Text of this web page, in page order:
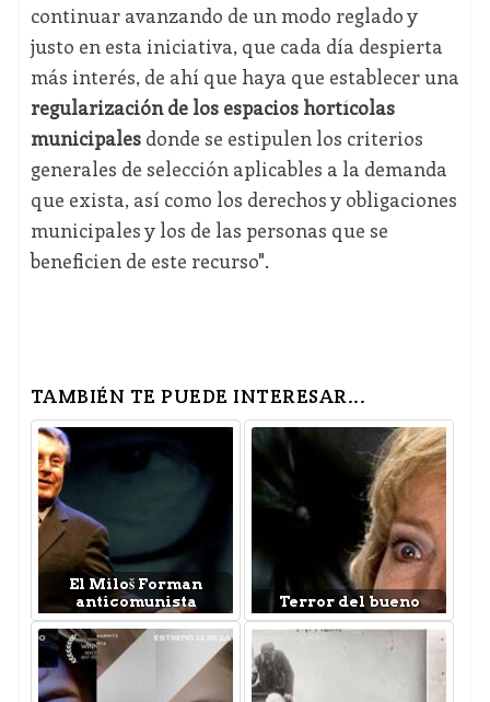
continuar avanzando de un modo reglado y
justo en esta iniciativa, que cada día despierta
más interés, de ahí que haya que establecer una
regularización de los espacios hortícolas
municipalesdonde se estipulen los criterios
generales de selección aplicables a la demanda
que exista, así como los derechos y obligaciones
municipales y los de las personas que se
beneficien de este recurso".
TAMBIÉN TE PUEDE INTERESAR...
El Miloš Forman
anticomunista
Terror del bueno